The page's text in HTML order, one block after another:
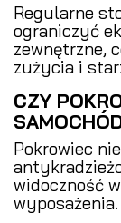
Regularne
ograniczyć
zewnętrzne,
zużycia i
CZY
Pokrowiec
widoczność
wyposażenia.